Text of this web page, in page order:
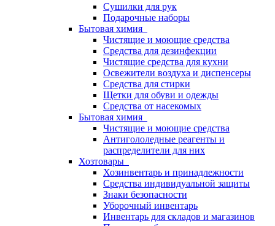
Сушилки для рук
Подарочные наборы
Бытовая химия
Чистящие и моющие средства
Средства для дезинфекции
Чистящие средства для кухни
Освежители воздуха и диспенсеры
Средства для стирки
Щетки для обуви и одежды
Средства от насекомых
Бытовая химия
Чистящие и моющие средства
Антигололедные реагенты и
распределители для них
Хозтовары
Хозинвентарь и принадлежности
Средства индивидуальной защиты
Знаки безопасности
Уборочный инвентарь
Инвентарь для складов и магазинов